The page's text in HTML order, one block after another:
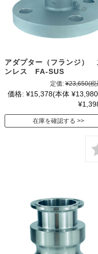
アダプター（フランジ）
ンレス FA-SUS
定価: ¥23,650(税
価格: ¥15,378(本体
在庫を確認する